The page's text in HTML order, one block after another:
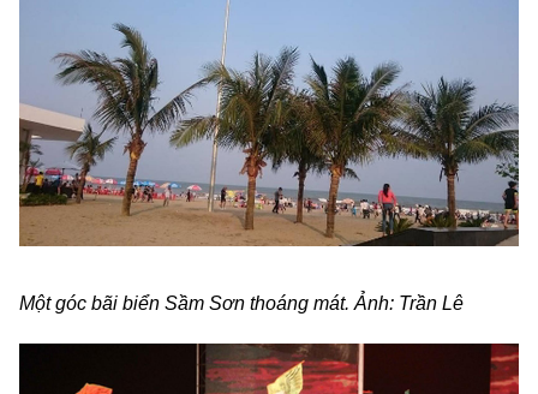
Một góc bãi biển Sầm Sơn thoáng mát. Ảnh: Trần Lê